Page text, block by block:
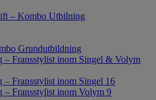
– Kombo Utbilning
Grundutbildning
– Fransstylist inom Singel & Volym
– Fransstylist inom Singel 16
– Fransstylist inom Volym 9